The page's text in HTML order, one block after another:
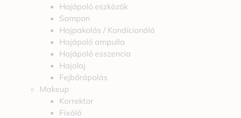
Hajápoló eszközök
Sampon
Hajpakolás / Kondícionáló
Hajápoló ampulla
Hajápoló esszencia
Hajolaj
Fejbőrápolás
Makeup
Korrektor
Fixáló